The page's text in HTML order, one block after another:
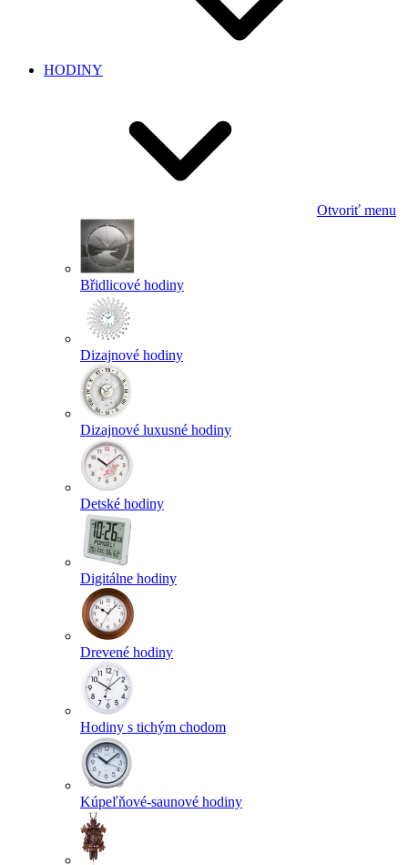
HODINY
Otvoriť menu
Břidlicové hodiny
Dizajnové hodiny
Dizajnové luxusné hodiny
Detské hodiny
Digitálne hodiny
Drevené hodiny
Hodiny s tichým chodom
Kúpeľňové-saunové hodiny